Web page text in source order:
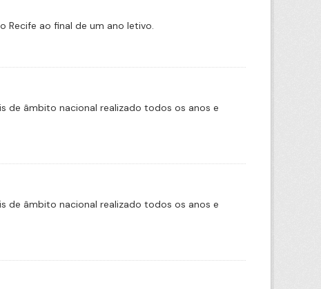
Recife ao final de um ano letivo.
de âmbito nacional realizado todos os anos e
de âmbito nacional realizado todos os anos e